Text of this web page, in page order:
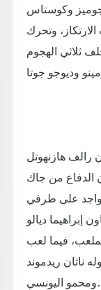
جوميز وكوستاس
وتحرك
ثلاثي الهجوم
رالف هازنهوتل
3، حيث تكون الدفاع من جاك
على طرفي
إبراهيما ديالو
فيما لعب
ناثان ريدموند
ومحمو اليونسي.